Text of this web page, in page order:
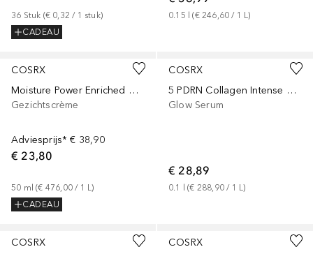
36 Stuk (€ 0,32 / 1 stuk)
CADEAU
0.15 (€ 246,60 / 1 L)
COSRX
Moisture Power Enriched Cream
Gezichtscrème
Adviesprijs* € 38,90
€ 23,80
50 ml (€ 476,00 / 1 L)
CADEAU
COSRX
5 PDRN Collagen Intense Vitalzing Serum
Glow Serum
€ 28,89
0.1 (€ 288,90 / 1 L)
COSRX
COSRX